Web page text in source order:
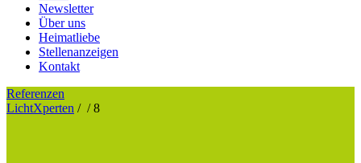
Newsletter
Über uns
Heimatliebe
Stellenanzeigen
Kontakt
Referenzen
LichtXperten / /8